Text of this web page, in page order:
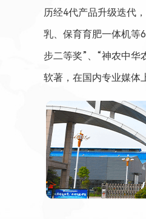
历经4代产品升级迭代
乳、保育育肥一体机等
步二等奖”、“神农中华
软著，在国内专业媒体